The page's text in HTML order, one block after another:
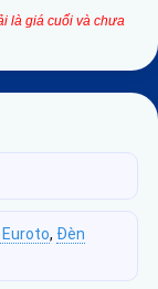
là giá cuối và chưa
, Đèn